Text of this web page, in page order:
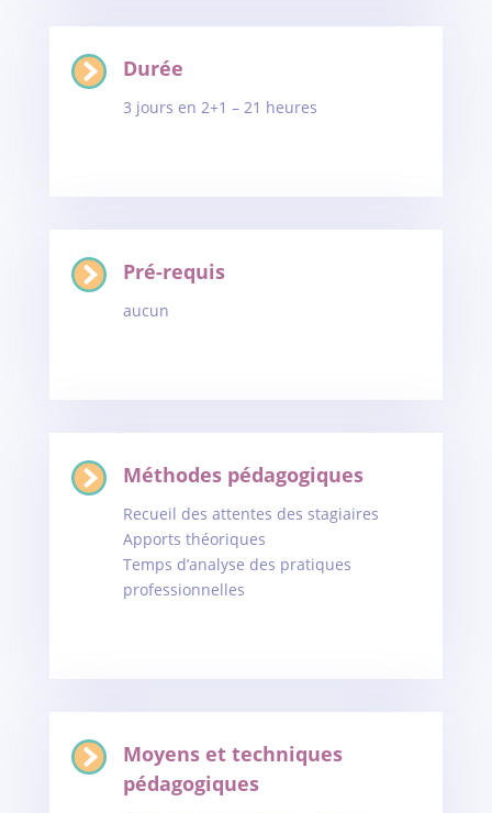
Durée
3 jours en 2+1 – 21 heures
Pré-requis
aucun
Méthodes pédagogiques
Recueil des attentes des stagiaires
Apports théoriques
Temps d’analyse des pratiques
professionnelles
Moyens et techniques
pédagogiques